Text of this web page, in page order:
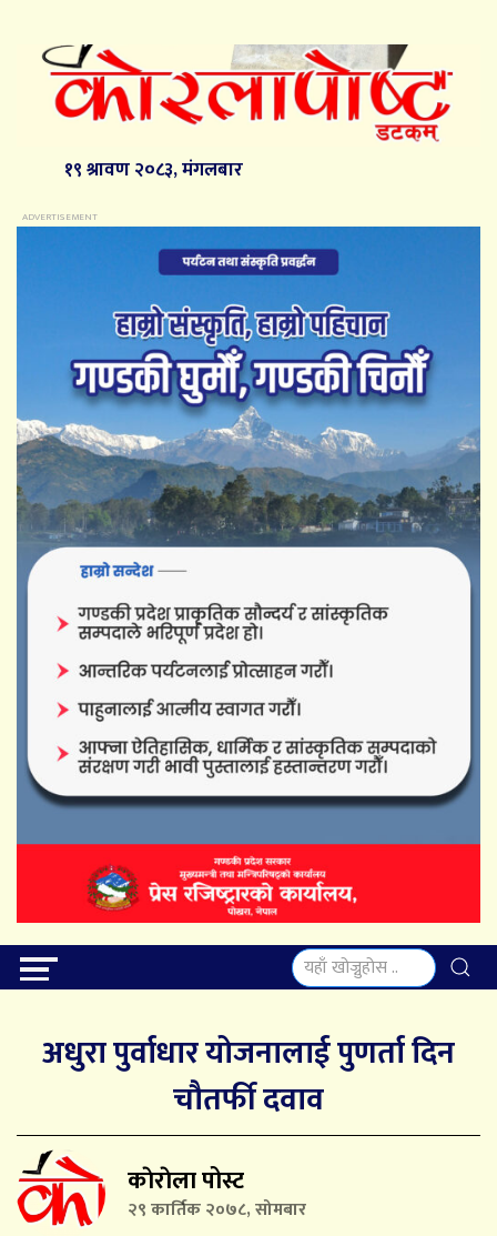
१९ श्रावण २०८३, मंगलबार
अधुरा पुर्वाधार योजनालाई पुणर्ता दिन
चौतर्फी दवाव
काेराेला पोस्ट
२९ कार्तिक २०७८, सोमबार